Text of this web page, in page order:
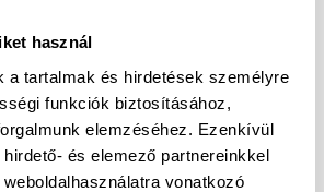
használ
a tartalmak és hirdetések személyre
funkciók biztosításához,
elemzéséhez. Ezenkívül
és elemező partnereinkkel
vonatkozó